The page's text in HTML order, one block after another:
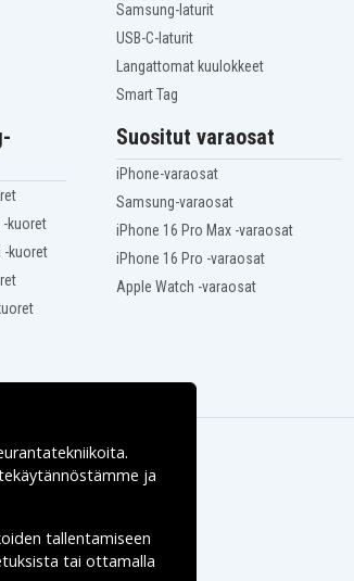
Samsung-laturit
USB-C-laturit
Langattomat kuulokkeet
Smart Tag
-kuoret
-kuoret
Suositut varaosat
iPhone-varaosat
Samsung-varaosat
iPhone 16 Pro Max -varaosat
iPhone 16 Pro -varaosat
Apple Watch -varaosat
ja
tallentamiseen
tai ottamalla